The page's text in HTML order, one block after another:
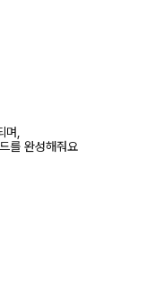
,
를 완성해줘요